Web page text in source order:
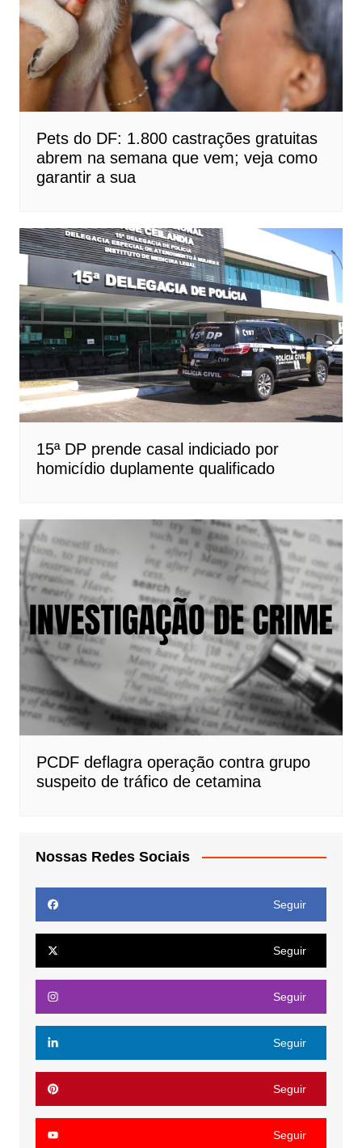
Pets do DF: 1.800 castrações gratuitas
abrem na semana que vem; veja como
garantir a sua
15ª DP prende casal indiciado por
homicídio duplamente qualificado
PCDF deflagra operação contra grupo
suspeito de tráfico de cetamina
Nossas Redes Sociais
Seguir
Seguir
Seguir
Seguir
Seguir
Seguir